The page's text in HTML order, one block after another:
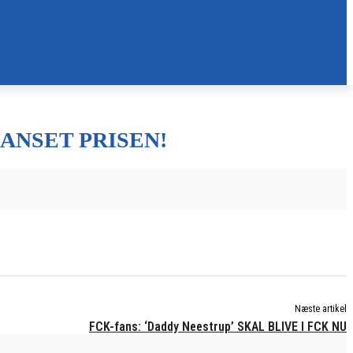
PRISEN!
Næste artikel
FCK-fans: ‘Daddy Neestrup’ SKAL BLIVE I FCK NU